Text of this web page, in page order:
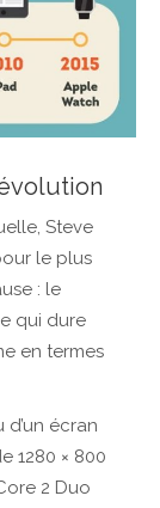
Steve
le plus
: le
qui dure
en termes
d’un écran
1280 × 800
2 Duo